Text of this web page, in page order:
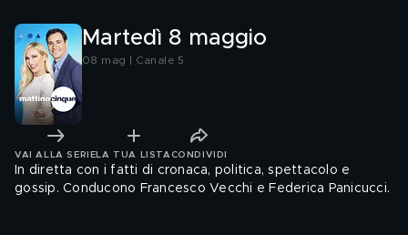
Martedì 8 maggio
08 mag | Canale 5
VAI ALLA SERIE LA TUA LISTA CONDIVIDI
In diretta con i fatti di cronaca, politica, spettacolo e
gossip. Conducono Francesco Vecchi e Federica Panicucci.